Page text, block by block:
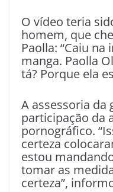
O vídeo teria
homem, que
Paolla: “Caiu
manga. Paolla
tá? Porque ela
A assessoria da
participação da
pornográfico.
certeza
estou
tomar as
certeza”,